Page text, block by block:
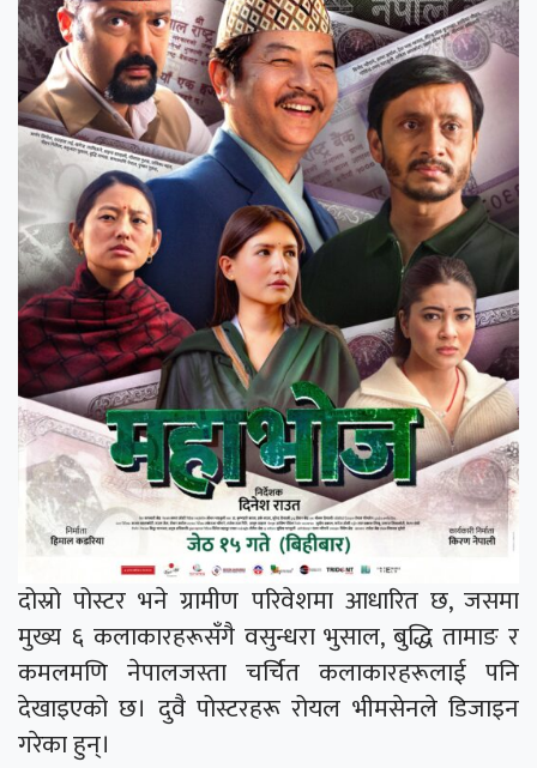
दोस्रो पोस्टर भने ग्रामीण परिवेशमा आधारित छ, जसमा
मुख्य ६ कलाकारहरूसँगै वसुन्धरा भुसाल, बुद्धि तामाङ र
कमलमणि नेपालजस्ता चर्चित कलाकारहरूलाई पनि
देखाइएको छ। दुवै पोस्टरहरू रोयल भीमसेनले डिजाइन
गरेका हुन्।